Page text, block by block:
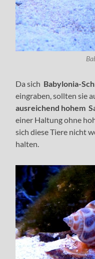
Da sich Babylonia-
eingraben, sollten sie
ausreichend hohem
einer Haltung ohne
sich diese Tiere nicht
halten.